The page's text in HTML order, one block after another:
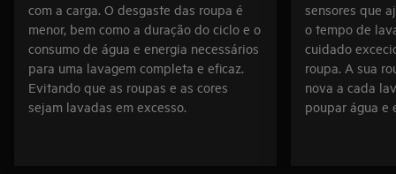
com a carga. O desgaste das roupa é
menor, bem como a duração do ciclo e o
consumo de água e energia necessários
para uma lavagem completa e eficaz.
Evitando que as roupas e as cores
sejam lavadas em excesso.
sensores que
o tempo de
cuidado
roupa. A sua
nova a cada
poupar água e